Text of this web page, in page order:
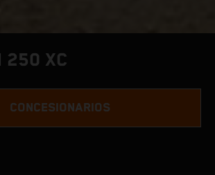
250 XC
CONCESIONARIOS